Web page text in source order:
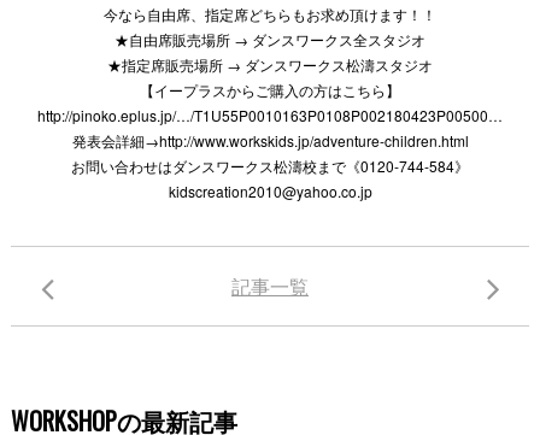
今なら自由席、指定席どちらもお求め頂けます！！
★自由席販売場所 → ダンスワークス全スタジオ
★指定席販売場所 → ダンスワークス松濤スタジオ
【イープラスからご購入の方はこちら】
http://pinoko.eplus.jp/…/T1U55P0010163P0108P002180423P00500…
発表会詳細→http://www.workskids.jp/adventure-children.html
お問い合わせはダンスワークス松濤校まで《0120-744-584》
kidscreation2010@yahoo.co.jp
記事一覧
WORKSHOPの最新記事